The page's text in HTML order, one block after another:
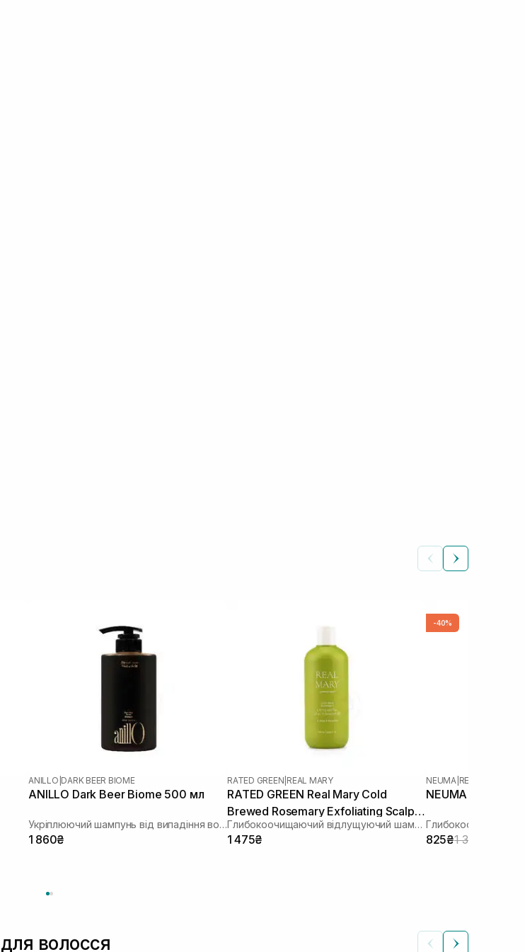
ANILLO DARK BEER BIOME
ANILLO Dark Beer Biome 500 мл
Укріплюючий шампунь від випадіння волосся
1 860₴
RATED GREEN REAL MARY
RATED GREEN Real Mary Cold
Brewed Rosemary Exfoliating Scalp
Shampoo 400 ml
Глибокоочищаючий відлущуючий шампунь з соком розмарину
1 475₴
-40%
NEUMA RE NEU
NEUMA Re Neu
825₴1 375₴
волосся